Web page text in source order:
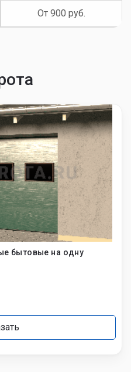
От 900 руб.
бытовые на одну